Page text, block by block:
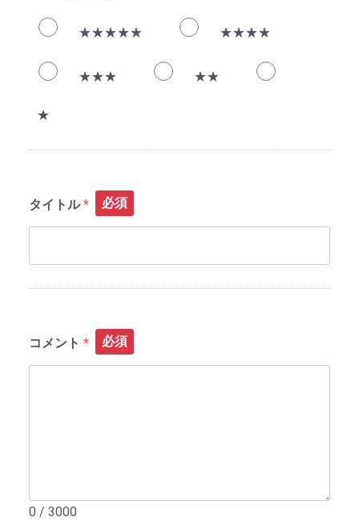
★★★★★ ★★★★
★★★ ★★
★
タイトル 必須
コメント 必須
0 / 3000